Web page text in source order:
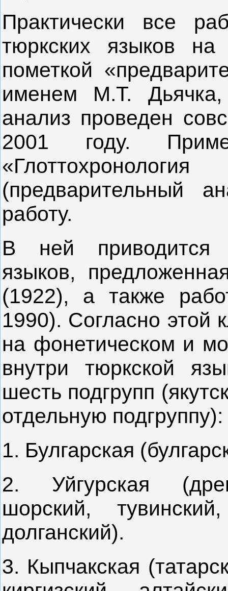
Практически все
тюркских языков
пометкой
именем М.Т. Дьячка,
анализ проведен
2001 году.
(предварительный
работу.
В ней приводится
языков,
(1922), а также
1990). Согласно этой
на фонетическом и
внутри тюркской
шесть подгрупп
отдельную подгруппу):
1. Булгарская
2. Уйгурская
шорский,
долганский).
3. Кыпчакская